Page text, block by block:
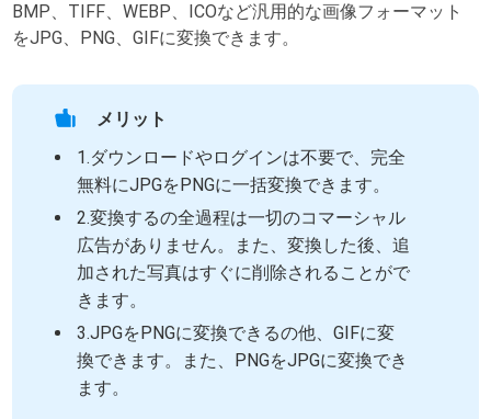
BMP、TIFF、WEBP、ICOなど汎用的な画像フォーマット
をJPG、PNG、GIFに変換できます。
メリット
1.ダウンロードやログインは不要で、完全
無料にJPGをPNGに一括変換できます。
2.変換するの全過程は一切のコマーシャル
広告がありません。また、変換した後、追
加された写真はすぐに削除されることがで
きます。
3.JPGをPNGに変換できるの他、GIFに変
換できます。また、PNGをJPGに変換でき
ます。